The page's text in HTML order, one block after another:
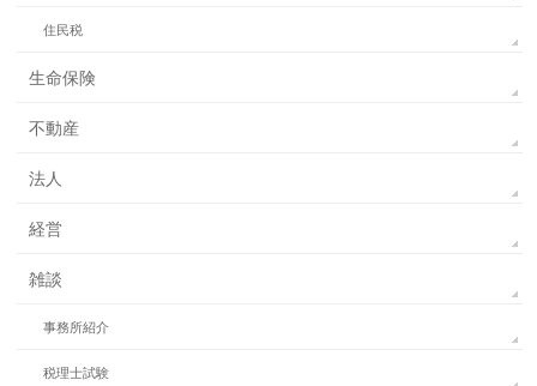
住民税
生命保険
不動産
法人
経営
雑談
事務所紹介
税理士試験